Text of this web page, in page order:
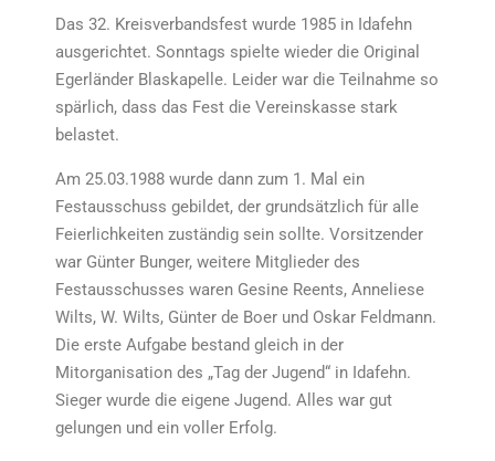
Das 32. Kreisverbandsfest wurde 1985 in Idafehn
ausgerichtet. Sonntags spielte wieder die Original
Egerländer Blaskapelle. Leider war die Teilnahme so
spärlich, dass das Fest die Vereinskasse stark
belastet.
Am 25.03.1988 wurde dann zum 1. Mal ein
Festausschuss gebildet, der grundsätzlich für alle
Feierlichkeiten zuständig sein sollte. Vorsitzender
war Günter Bunger, weitere Mitglieder des
Festausschusses waren Gesine Reents, Anneliese
Wilts, W. Wilts, Günter de Boer und Oskar Feldmann.
Die erste Aufgabe bestand gleich in der
Mitorganisation des „Tag der Jugend“ in Idafehn.
Sieger wurde die eigene Jugend. Alles war gut
gelungen und ein voller Erfolg.